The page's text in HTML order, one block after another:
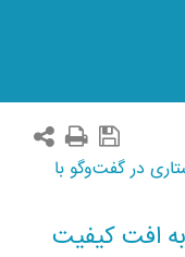
در گفت‌وگو با
افت کیفیت